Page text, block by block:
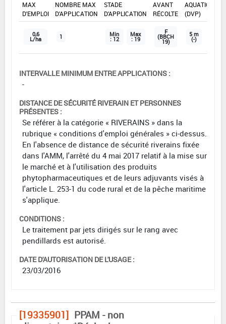
MAX
D'EMPLOI
NOMBRE MAX
D'APPLICATION
STADE
D'APPLICATION
AVANT
RÉCOLTE
AQUATIQUE
(DVP)
0,6
L/ha 1 Min
: 12
Max
: 19
F
(BBCH
19)
5 m
(-)
INTERVALLE MINIMUM ENTRE APPLICATIONS :
-
DISTANCE DE SÉCURITÉ RIVERAIN ET PERSONNES
PRÉSENTES :
Se référer à la catégorie « RIVERAINS » dans la
rubrique « conditions d'emploi générales » ci-dessus.
En l'absence de distance de sécurité riverains fixée
dans l'AMM, l'arrêté du 4 mai 2017 relatif à la mise sur
le marché et à l'utilisation des produits
phytopharmaceutiques et de leurs adjuvants visés à
l'article L. 253-1 du code rural et de la pêche maritime
s'applique.
CONDITIONS :
Le traitement par jets dirigés sur le rang avec
pendillards est autorisé.
DATE D'AUTORISATION DE L'USAGE :
23/03/2016
[19335901] PPAM - non